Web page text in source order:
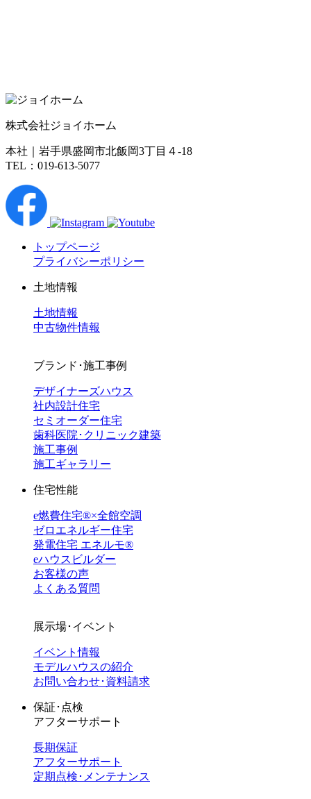
株式会社ジョイホーム
本社｜岩手県盛岡市北飯岡3丁目４-18
TEL：019-613-5077
トップページ
プライバシーポリシー
土地情報
土地情報
中古物件情報
ブランド･施工事例
デザイナーズハウス
社内設計住宅
セミオーダー住宅
歯科医院･クリニック建築
施工事例
施工ギャラリー
住宅性能
e燃費住宅®︎×全館空調
ゼロエネルギー住宅
発電住宅 エネルモ®
eハウスビルダー
お客様の声
よくある質問
展示場･イベント
イベント情報
モデルハウスの紹介
お問い合わせ･資料請求
保証･点検
アフターサポート
長期保証
アフターサポート
定期点検･メンテナンス